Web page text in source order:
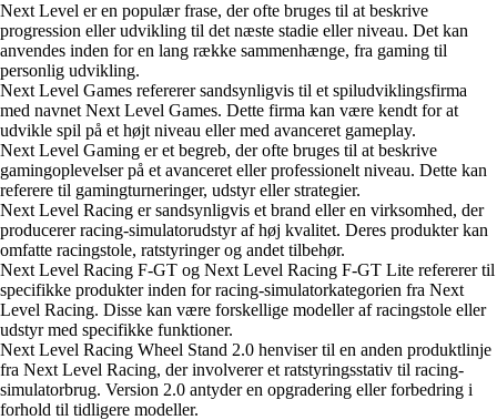
Next Level er en populær frase, der ofte bruges til at beskrive
progression eller udvikling til det næste stadie eller niveau. Det kan
anvendes inden for en lang række sammenhænge, fra gaming til
personlig udvikling.
Next Level Games refererer sandsynligvis til et spiludviklingsfirma
med navnet Next Level Games. Dette firma kan være kendt for at
udvikle spil på et højt niveau eller med avanceret gameplay.
Next Level Gaming er et begreb, der ofte bruges til at beskrive
gamingoplevelser på et avanceret eller professionelt niveau. Dette kan
referere til gamingturneringer, udstyr eller strategier.
Next Level Racing er sandsynligvis et brand eller en virksomhed, der
producerer racing-simulatorudstyr af høj kvalitet. Deres produkter kan
omfatte racingstole, ratstyringer og andet tilbehør.
Next Level Racing F-GT og Next Level Racing F-GT Lite refererer til
specifikke produkter inden for racing-simulatorkategorien fra Next
Level Racing. Disse kan være forskellige modeller af racingstole eller
udstyr med specifikke funktioner.
Next Level Racing Wheel Stand 2.0 henviser til en anden produktlinje
fra Next Level Racing, der involverer et ratstyringsstativ til racing-
simulatorbrug. Version 2.0 antyder en opgradering eller forbedring i
forhold til tidligere modeller.